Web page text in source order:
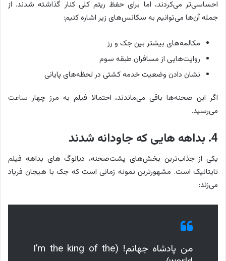
احساسی‌تر می‌کردند، اما برای حفظ ریتم کلی کنار گذاشته شدند. از
جمله آن‌ها می‌توانیم به سکانس‌های زیر اشاره کنیم:
مکالمه‌های بیشتر بین جک و رز
روایت‌هایی از مسافران طبقه سوم
نشان دادن وضعیت خدمه کشتی در لحظه‌های پایانی
اگر این صحنه‌ها باقی می‌ماندند، احتمالا فیلم به مرز چهار ساعت
می‌رسید.
4. بداهه هایی که جاودانه شدند
یکی از جذاب‌ترین بخش‌های پشت‌صحنه، دیالوگ های بداهه فیلم
تایتانیک است. مشهورترین نمونه زمانی است که جک با هیجان فریاد
می‌زند:
من پادشاه جهانم! (I’m the king of the